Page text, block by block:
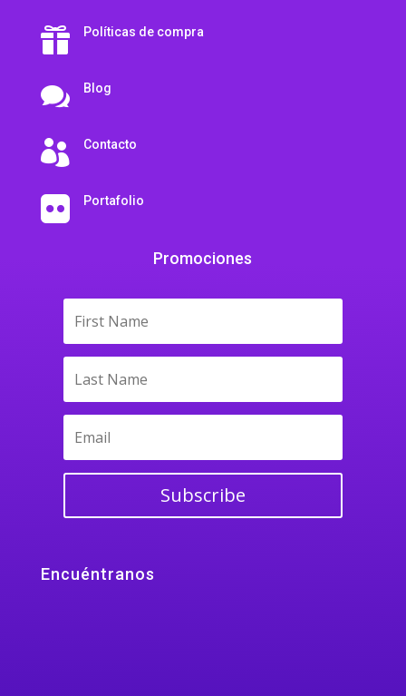
 Políticas de compra
 Blog
 Contacto
 Portafolio
Promociones
Subscribe
Encuéntranos